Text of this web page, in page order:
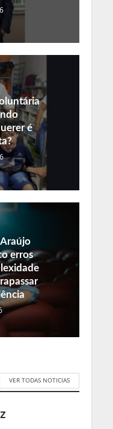
é
erros
VER TODAS NOTICIAS